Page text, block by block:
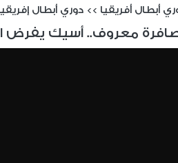
أبطال أفريقيا >> دوري أبطال إفريقيا
معروف.. أسيك يفرض